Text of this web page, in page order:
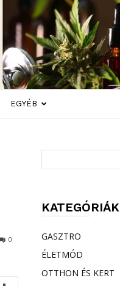
EGYÉB
0
KATEGÓRIÁK
GASZTRO
ÉLETMÓD
OTTHON ÉS KERT